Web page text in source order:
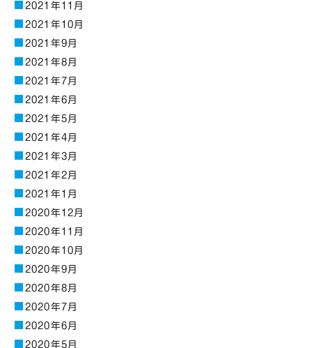
2021年11月
2021年10月
2021年9月
2021年8月
2021年7月
2021年6月
2021年5月
2021年4月
2021年3月
2021年2月
2021年1月
2020年12月
2020年11月
2020年10月
2020年9月
2020年8月
2020年7月
2020年6月
2020年5月